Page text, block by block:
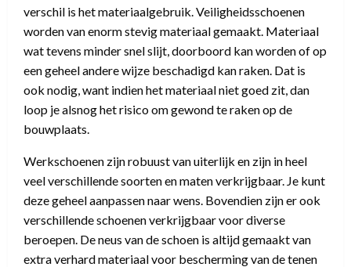
verschil is het materiaalgebruik. Veiligheidsschoenen
worden van enorm stevig materiaal gemaakt. Materiaal
wat tevens minder snel slijt, doorboord kan worden of op
een geheel andere wijze beschadigd kan raken. Dat is
ook nodig, want indien het materiaal niet goed zit, dan
loop je alsnog het risico om gewond te raken op de
bouwplaats.
Werkschoenen zijn robuust van uiterlijk en zijn in heel
veel verschillende soorten en maten verkrijgbaar. Je kunt
deze geheel aanpassen naar wens. Bovendien zijn er ook
verschillende schoenen verkrijgbaar voor diverse
beroepen. De neus van de schoen is altijd gemaakt van
extra verhard materiaal voor bescherming van de tenen